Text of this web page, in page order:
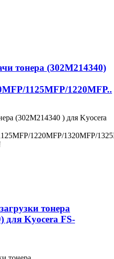
тонера (302M214340)
1125MFP/1220MFP..
(302M214340 ) для Kyocera
1220MFP/1320MFP/
тонера
для Kyocera FS-